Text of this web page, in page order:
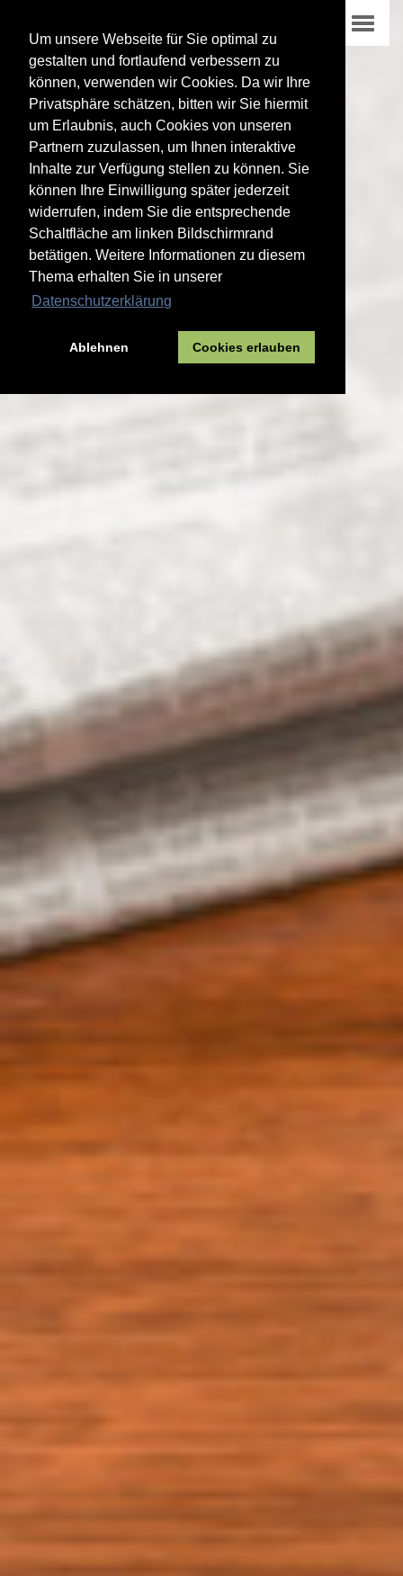
Um unsere Webseite für Sie optimal zu
gestalten und fortlaufend verbessern zu
können, verwenden wir Cookies. Da wir Ihre
Privatsphäre schätzen, bitten wir Sie hiermit
um Erlaubnis, auch Cookies von unseren
Partnern zuzulassen, um Ihnen interaktive
Inhalte zur Verfügung stellen zu können. Sie
können Ihre Einwilligung später jederzeit
widerrufen, indem Sie die entsprechende
Schaltfläche am linken Bildschirmrand
betätigen. Weitere Informationen zu diesem
Thema erhalten Sie in unserer
Datenschutzerklärung
Ablehnen Cookies erlauben